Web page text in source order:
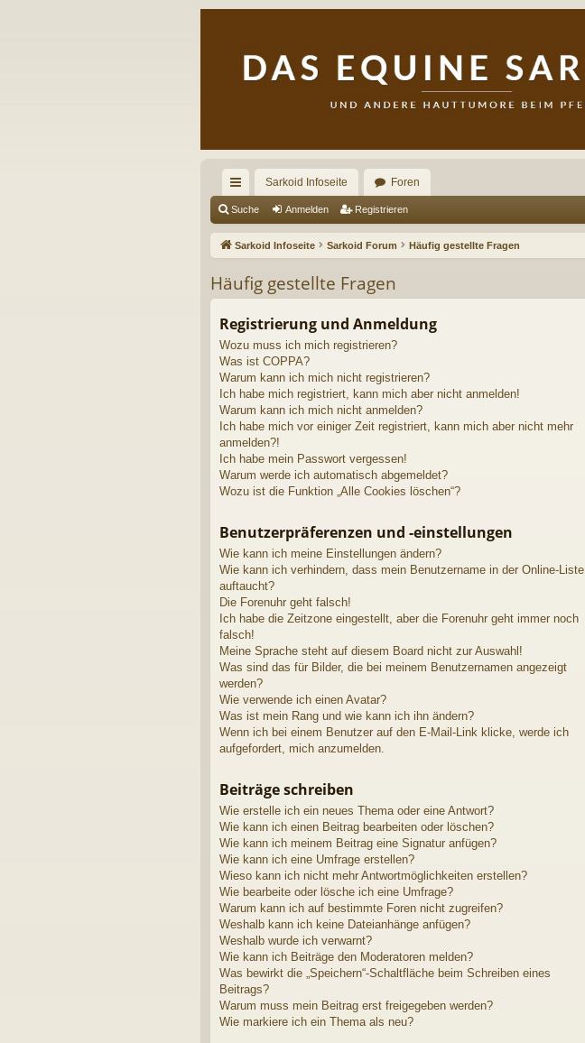
ch
ne
ug
Sarkoid Infoseite Foren
Suche Anmelden Registrieren
Sarkoid Infoseite Sarkoid Forum Häufig gestellte Fragen
Häufig gestellte Fragen
Registrierung und Anmeldung
Wozu muss ich mich registrieren?
Was ist COPPA?
Warum kann ich mich nicht registrieren?
Ich habe mich registriert, kann mich aber nicht anmelden!
Warum kann ich mich nicht anmelden?
Ich habe mich vor einiger Zeit registriert, kann mich aber nicht mehr
anmelden?!
Ich habe mein Passwort vergessen!
Warum werde ich automatisch abgemeldet?
Wozu ist die Funktion „Alle Cookies löschen“?
Benutzerpräferenzen und -einstellungen
Wie kann ich meine Einstellungen ändern?
Wie kann ich verhindern, dass mein Benutzername in der Online-Liste
auftaucht?
Die Forenuhr geht falsch!
Ich habe die Zeitzone eingestellt, aber die Forenuhr geht immer noch
falsch!
Meine Sprache steht auf diesem Board nicht zur Auswahl!
Was sind das für Bilder, die bei meinem Benutzernamen angezeigt
werden?
Wie verwende ich einen Avatar?
Was ist mein Rang und wie kann ich ihn ändern?
Wenn ich bei einem Benutzer auf den E-Mail-Link klicke, werde ich
aufgefordert, mich anzumelden.
Beiträge schreiben
Wie erstelle ich ein neues Thema oder eine Antwort?
Wie kann ich einen Beitrag bearbeiten oder löschen?
Wie kann ich meinem Beitrag eine Signatur anfügen?
Wie kann ich eine Umfrage erstellen?
Wieso kann ich nicht mehr Antwortmöglichkeiten erstellen?
Wie bearbeite oder lösche ich eine Umfrage?
Warum kann ich auf bestimmte Foren nicht zugreifen?
Weshalb kann ich keine Dateianhänge anfügen?
Weshalb wurde ich verwarnt?
Wie kann ich Beiträge den Moderatoren melden?
Was bewirkt die „Speichern“-Schaltfläche beim Schreiben eines
Beitrags?
Warum muss mein Beitrag erst freigegeben werden?
Wie markiere ich ein Thema als neu?